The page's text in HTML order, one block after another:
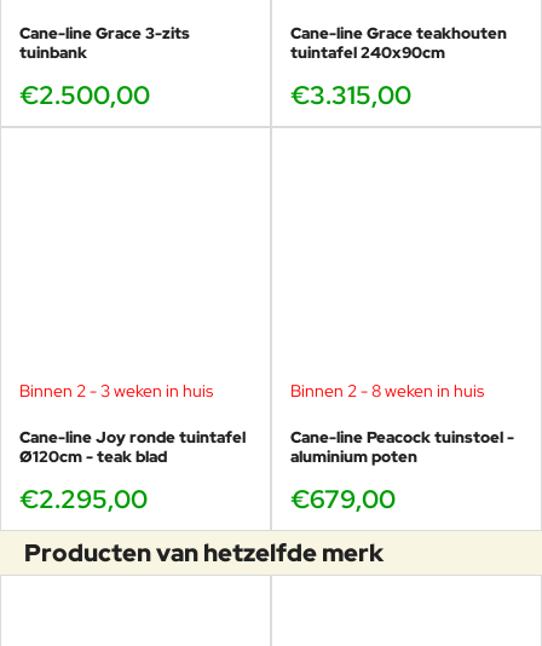
Cane-line Grace 3-zits
tuinbank
€2.500,00
Cane-line Grace teakhouten
tuintafel 240x90cm
€3.315,00
Binnen 2 - 3 weken in huis
Cane-line Joy ronde tuintafel
Ø120cm - teak blad
€2.295,00
Binnen 2 - 8 weken in huis
Cane-line Peacock tuinstoel -
aluminium poten
€679,00
Producten van hetzelfde merk